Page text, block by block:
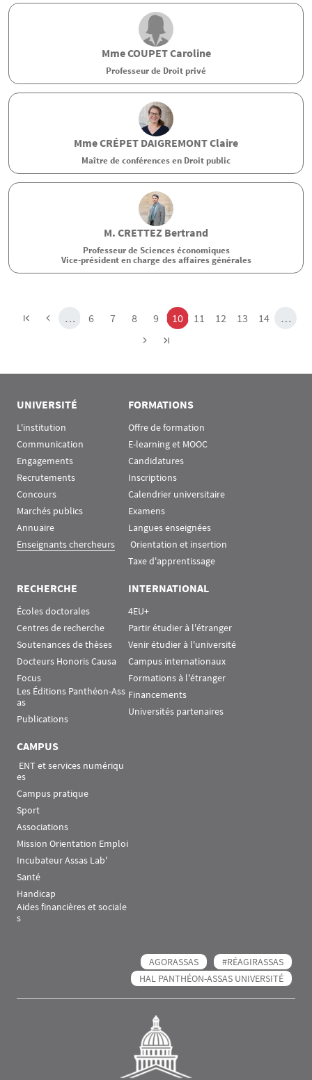
MmeCOUPETCaroline
Professeur de Droit privé
MmeCRÉPET DAIGREMONTClaire
Maître de conférences en Droit public
M. CRETTEZ Bertrand
Professeur de Sciences économiques
Vice-président en charge des affaires générales
… Page
6 Page
7 Page
8 Page
9 Page
10 Page
11 Page
12 Page
13 Page
14 …
UNIVERSITÉ
L'institution
Communication
Engagements
Recrutements
Concours
Marchés publics
Annuaire
Enseignants chercheurs
FORMATIONS
Offre de formation
E-learning et MOOC
Candidatures
Inscriptions
Calendrier universitaire
Examens
Langues enseignées
Orientation et insertion
Taxe d'apprentissage
RECHERCHE
Écoles doctorales
Centres de recherche
Soutenances de thèses
Docteurs Honoris Causa
Focus
Les Éditions Panthéon-Ass
as
Publications
INTERNATIONAL
4EU+
Partir étudier à l'étranger
Venir étudier à l'université
Campus internationaux
Formations à l'étranger
Financements
Universités partenaires
CAMPUS
es
Campus pratique
Sport
Associations
Mission Orientation Emploi
Incubateur Assas Lab'
Santé
Handicap
Aides financières et sociale
s
AGORASSAS
#RÉAGIRASSAS
HAL PANTHÉON-ASSAS UNIVERSITÉ